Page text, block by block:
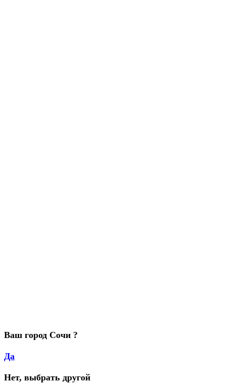
Ваш город Сочи ?
Да
Нет, выбрать другой